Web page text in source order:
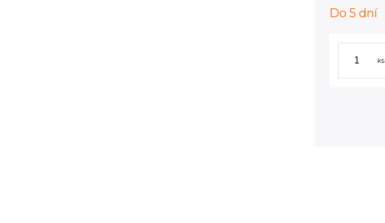
Do 5 dní
ks